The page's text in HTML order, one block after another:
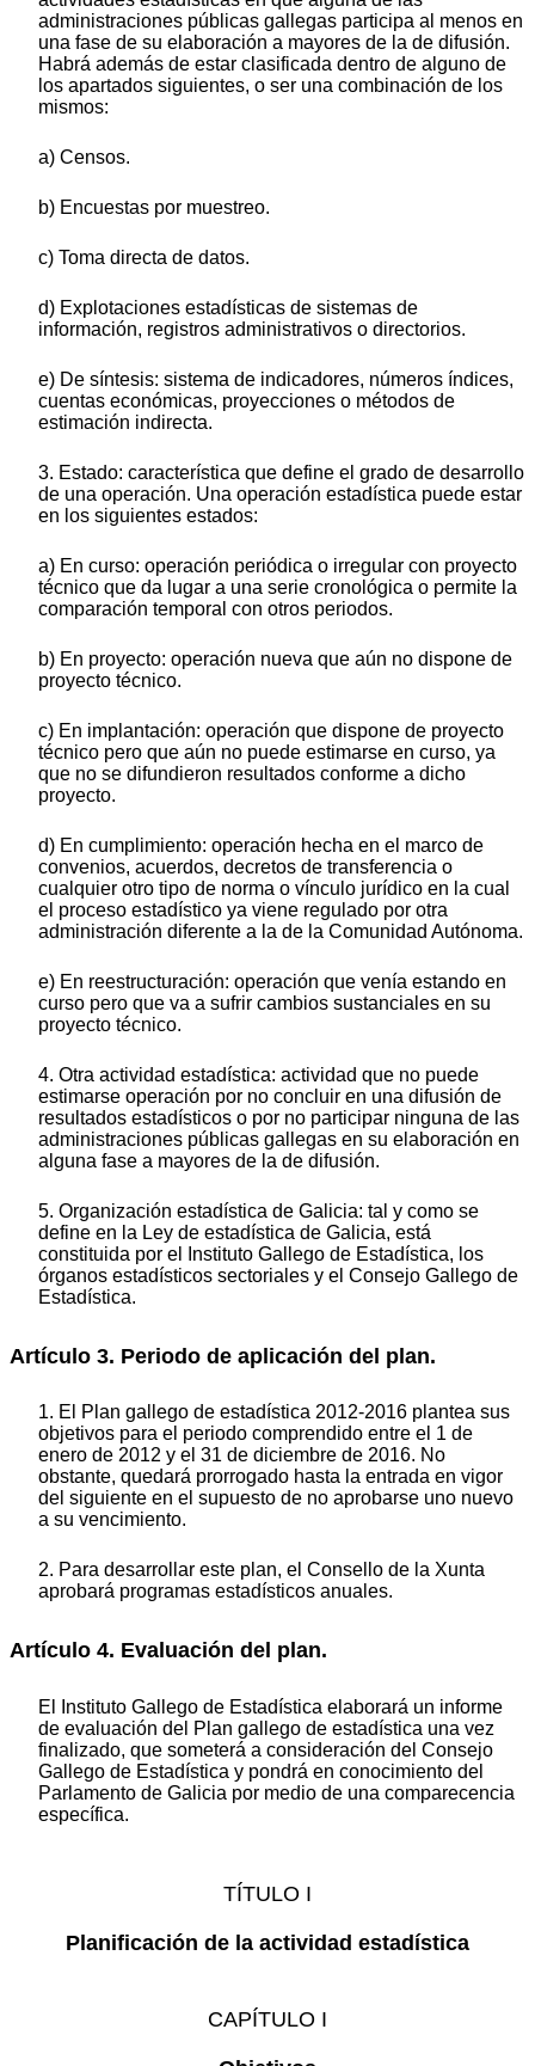
administraciones públicas gallegas participa al menos en
una fase de su elaboración a mayores de la de difusión.
Habrá además de estar clasificada dentro de alguno de
los apartados siguientes, o ser una combinación de los
mismos:
a) Censos.
b) Encuestas por muestreo.
c) Toma directa de datos.
d) Explotaciones estadísticas de sistemas de
información, registros administrativos o directorios.
e) De síntesis: sistema de indicadores, números índices,
cuentas económicas, proyecciones o métodos de
estimación indirecta.
3. Estado: característica que define el grado de desarrollo
de una operación. Una operación estadística puede estar
en los siguientes estados:
a) En curso: operación periódica o irregular con proyecto
técnico que da lugar a una serie cronológica o permite la
comparación temporal con otros periodos.
b) En proyecto: operación nueva que aún no dispone de
proyecto técnico.
c) En implantación: operación que dispone de proyecto
técnico pero que aún no puede estimarse en curso, ya
que no se difundieron resultados conforme a dicho
proyecto.
d) En cumplimiento: operación hecha en el marco de
convenios, acuerdos, decretos de transferencia o
cualquier otro tipo de norma o vínculo jurídico en la cual
el proceso estadístico ya viene regulado por otra
administración diferente a la de la Comunidad Autónoma.
e) En reestructuración: operación que venía estando en
curso pero que va a sufrir cambios sustanciales en su
proyecto técnico.
4. Otra actividad estadística: actividad que no puede
estimarse operación por no concluir en una difusión de
resultados estadísticos o por no participar ninguna de las
administraciones públicas gallegas en su elaboración en
alguna fase a mayores de la de difusión.
5. Organización estadística de Galicia: tal y como se
define en la Ley de estadística de Galicia, está
constituida por el Instituto Gallego de Estadística, los
órganos estadísticos sectoriales y el Consejo Gallego de
Estadística.
Artículo 3. Periodo de aplicación del plan.
1. El Plan gallego de estadística 2012-2016 plantea sus
objetivos para el periodo comprendido entre el 1 de
enero de 2012 y el 31 de diciembre de 2016. No
obstante, quedará prorrogado hasta la entrada en vigor
del siguiente en el supuesto de no aprobarse uno nuevo
a su vencimiento.
2. Para desarrollar este plan, el Consello de la Xunta
aprobará programas estadísticos anuales.
Artículo 4. Evaluación del plan.
El Instituto Gallego de Estadística elaborará un informe
de evaluación del Plan gallego de estadística una vez
finalizado, que someterá a consideración del Consejo
Gallego de Estadística y pondrá en conocimiento del
Parlamento de Galicia por medio de una comparecencia
específica.
TÍTULO I
Planificación de la actividad estadística
CAPÍTULO I